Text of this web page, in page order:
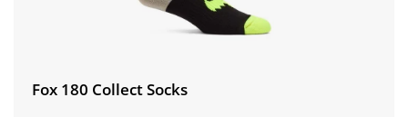
Fox 180 Collect Socks